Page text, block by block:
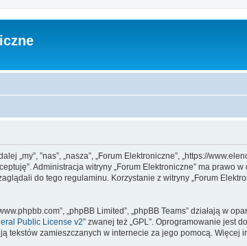
„my”, ”nas”, „nasza”, „Forum Elektroniczne”, „https://
Administracja witryny „Forum Elektroniczne” ma
do tego regulaminu. Korzystanie z witryny „Forum
„phpBB Limited”, „phpBB Teams” działają
Public License v2” zwanej też „GPL”. Oprogramowanie jest
tekstów zamieszczanych w internecie za jego pomocą. Więcej